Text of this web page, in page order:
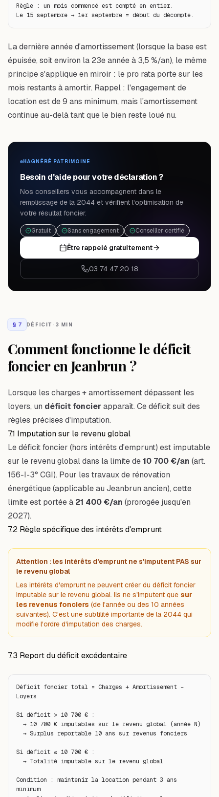
Règle : un mois commencé est compté en entier.
Le 15 septembre → 1er septembre = début du décompte.
La dernière année d'amortissement (lorsque la base est
épuisée, soit environ la 23e année à 3,5 %/an), le même
principe s'applique en miroir : le pro rata porte sur les
mois restants à amortir. Rappel : l'engagement de
location est de 9 ans minimum, mais l'amortissement
continue au-delà tant que le bien reste loué nu.
HAGNÉRÉ PATRIMOINE
Besoin d'aide pour votre déclaration ?
Nos conseillers vous accompagnent dans le
remplissage de la 2044 et vérifient l'optimisation de
votre résultat foncier.
Gratuit Sans engagement Conseiller certifié
Être rappelé gratuitement
03 74 47 20 18
§ 7 DÉFICIT · 3 MIN
Comment fonctionne le déficit
foncier en Jeanbrun ?
Lorsque les charges + amortissement dépassent les
loyers, un déficit foncier apparaît. Ce déficit suit des
règles précises d'imputation.
7.1 Imputation sur le revenu global
Le déficit foncier (hors intérêts d'emprunt) est imputable
sur le revenu global dans la limite de10 700 €/an (art.
156-I-3° CGI). Pour les travaux de rénovation
énergétique (applicable au Jeanbrun ancien), cette
limite est portée à 21 400 €/an (prorogée jusqu'en
2027).
7.2 Règle spécifique des intérêts d'emprunt
Attention : les intérêts d'emprunt ne s'imputent PAS sur
le revenu global
Les intérêts d'emprunt ne peuvent créer du déficit foncier
imputable sur le revenu global. Ils ne s'imputent que sur
les revenus fonciers (de l'année ou des 10 années
suivantes). C'est une subtilité importante de la 2044 qui
modifie l'ordre d'imputation des charges.
7.3 Report du déficit excédentaire
Déficit foncier total = Charges + Amortissement −
Loyers
Si déficit > 10 700 € :
Si déficit ≤ 10 700 € :
Condition : maintenir la location pendant 3 ans
minimum